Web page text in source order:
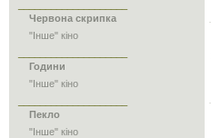
Червона скрипка
"Інше" кіно
Години
"Інше" кіно
Пекло
"Інше" кіно